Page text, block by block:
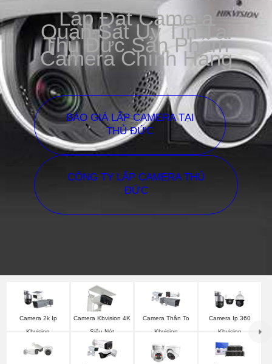
Lắp Đặt Camera
Quan Sát Uy Tín Tại
Thủ Đức Sản Phẩm
Camera Chính Hãng
BÁO GIÁ LẮP CAMERA TẠI
THỦ ĐỨC
CÔNG TY LẮP CAMERA THỦ
ĐỨC
Camera 2k Ip
Kbvision
Camera Kbvision 4K
Siêu Nét
Camera Thân To
Kbvision
Camera Ip 360
Kbvision